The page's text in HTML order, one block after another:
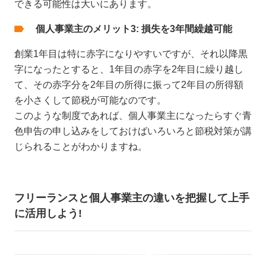
できる可能性は大いにあります。
個人事業主のメリット3: 損失を3年間繰越可能
創業1年目は特に赤字になりやすいですが、それ以降黒
字になったとすると、1年目の赤字を2年目に繰り越し
て、その赤字分を2年目の所得に振って2年目の所得額
を小さくして節税が可能なのです。
このような制度であれば、個人事業主になったらすぐ青
色申告の申し込みをしておけばいろいろと節税対策が講
じられることがわかりますね。
フリーランスと個人事業主の違いを把握して上手
に活用しよう!